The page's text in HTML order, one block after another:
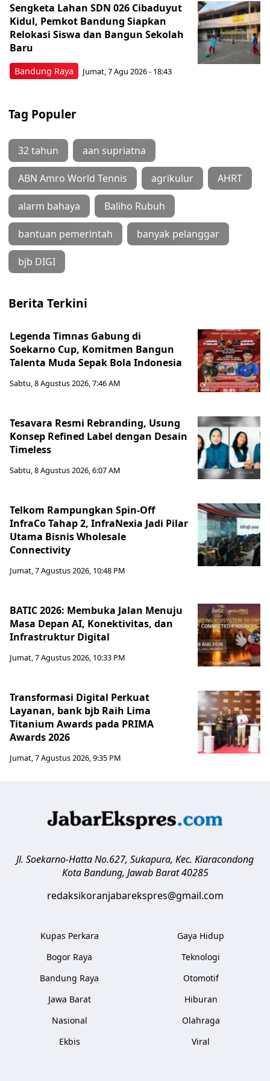
Bandung Raya
Sengketa Lahan SDN 026 Cibaduyut
Kidul, Pemkot Bandung Siapkan
Relokasi Siswa dan Bangun Sekolah
Baru
Jumat, 7 Agu 2026 - 18:43
Tag Populer
32 tahun aan supriatna
ABN Amro World Tennis agrikulur AHRT
alarm bahaya Baliho Rubuh
bantuan pemerintah banyak pelanggar
bjb DIGI
Berita Terkini
Legenda Timnas Gabung di
Soekarno Cup, Komitmen Bangun
Talenta Muda Sepak Bola Indonesia
Sabtu, 8 Agustus 2026, 7:46 AM
Tesavara Resmi Rebranding, Usung
Konsep Refined Label dengan Desain
Timeless
Sabtu, 8 Agustus 2026, 6:07 AM
Telkom Rampungkan Spin-Off
InfraCo Tahap 2, InfraNexia Jadi Pilar
Utama Bisnis Wholesale
Connectivity
Jumat, 7 Agustus 2026, 10:48 PM
BATIC 2026: Membuka Jalan Menuju
Masa Depan AI, Konektivitas, dan
Infrastruktur Digital
Jumat, 7 Agustus 2026, 10:33 PM
Transformasi Digital Perkuat
Layanan, bank bjb Raih Lima
Titanium Awards pada PRIMA
Awards 2026
Jumat, 7 Agustus 2026, 9:35 PM
Jl. Soekarno-Hatta No.627, Sukapura, Kec. Kiaracondong
Kota Bandung, Jawab Barat 40285
redaksikoranjabarekspres@gmail.com
Kupas Perkara
Bogor Raya
Bandung Raya
Jawa Barat
Nasional
Ekbis
Gaya Hidup
Teknologi
Otomotif
Hiburan
Olahraga
Viral